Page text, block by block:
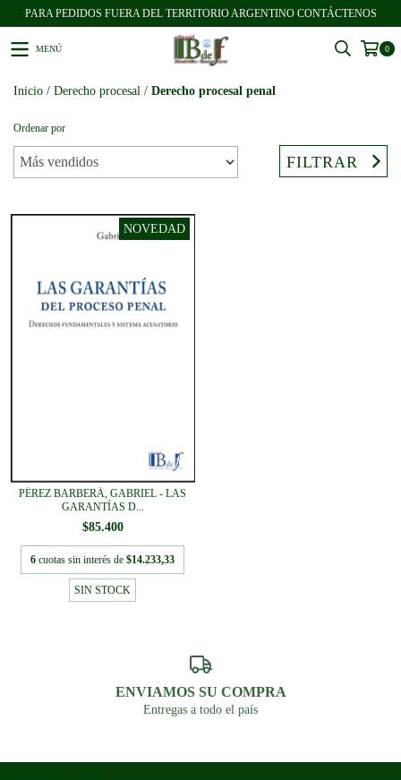
PARA PEDIDOS FUERA DEL TERRITORIO ARGENTINO CONTÁCTENOS
MENÚ 0
Inicio / Derecho procesal / Derecho procesal penal
Ordenar por
FILTRAR
PÉREZ BARBERÁ, GABRIEL - LAS
GARANTÍAS D...
$85.400
6 cuotas sin interés de $14.233,33
SIN STOCK
ENVIAMOS SU COMPRA
Entregas a todo el país